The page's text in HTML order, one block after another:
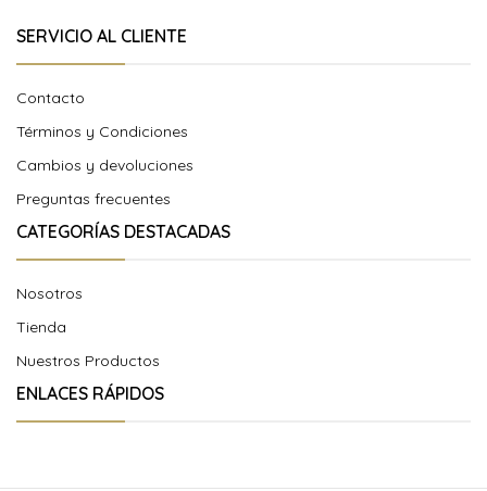
SERVICIO AL CLIENTE
Contacto
Términos y Condiciones
Cambios y devoluciones
Preguntas frecuentes
CATEGORÍAS DESTACADAS
Nosotros
Tienda
Nuestros Productos
ENLACES RÁPIDOS